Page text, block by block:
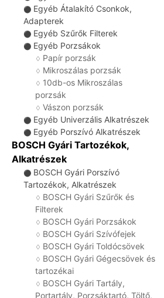
⚫ Egyéb Átalakító Csonkok,
Adapterek
⚫ Egyéb Szűrők Filterek
⚫ Egyéb Porzsákok
♢ Papír porzsák
♢ Mikroszálas porzsák
♢ 10db-os Mikroszálas
porzsák
♢ Vászon porzsák
⚫ Egyéb Univerzális Alkatrészek
⚫ Egyéb Porszívó Alkatrészek
BOSCH Gyári Tartozékok,
Alkatrészek
⚫ BOSCH Gyári Porszívó
Tartozékok, Alkatrészek
♢ BOSCH Gyári Szűrők és
Filterek
♢ BOSCH Gyári Porzsákok
♢ BOSCH Gyári Szívófejek
♢ BOSCH Gyári Toldócsövek
♢ BOSCH Gyári Gégecsövek és
tartozékai
♢ BOSCH Gyári Tartály,
Portartály, Porzsáktartó, Töltő,